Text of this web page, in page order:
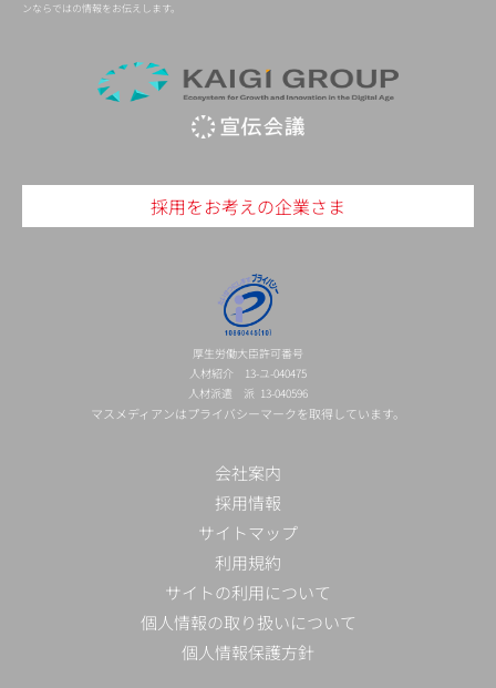
ンならではの情報をお伝えします。
採用をお考えの企業さま
厚生労働大臣許可番号
人材紹介 13-ユ-040475
人材派遣 派 13-040596
マスメディアンはプライバシーマークを取得しています。
会社案内
採用情報
サイトマップ
利用規約
サイトの利用について
個人情報の取り扱いについて
個人情報保護方針